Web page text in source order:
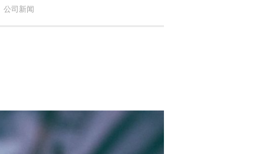
公司新闻